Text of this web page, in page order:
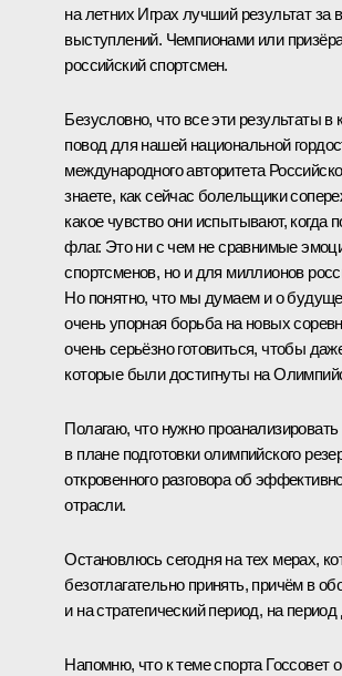
на летних Играх лучший результат за
выступлений. Чемпионами или
российский спортсмен.
Безусловно, что все эти результаты в
повод для нашей национальной
международного авторитета
знаете, как сейчас болельщики
какое чувство они испытывают, когда
флаг. Это ни с чем не сравнимые
спортсменов, но и для миллионов
Но понятно, что мы думаем и о
очень упорная борьба на новых
очень серьёзно готовиться, чтобы
которые были достигнуты на
Полагаю, что нужно
в плане подготовки олимпийского
откровенного разговора об
отрасли.
Остановлюсь сегодня на тех мерах,
безотлагательно принять, причём в
и на стратегический период, на период
Напомню, что к теме спорта Госсовет